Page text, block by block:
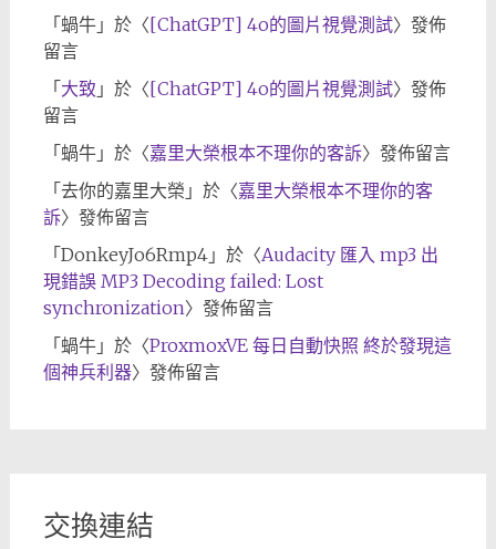
「 蝸牛」於〈[ChatGPT] 4o的圖片視覺測試〉發佈
留言
「 大致 」於〈[ChatGPT] 4o的圖片視覺測試〉發佈
留言
「 蝸牛」於〈嘉里大榮根本不理你的客訴〉發佈留言
「 去你的嘉里大榮 」於〈嘉里大榮根本不理你的客
訴〉發佈留言
「 DonkeyJo6Rmp4」於〈Audacity 匯入 mp3 出
現錯誤 MP3 Decoding failed: Lost
synchronization〉發佈留言
「 蝸牛」於〈ProxmoxVE 每日自動快照 終於發現這
個神兵利器〉發佈留言
交換連結